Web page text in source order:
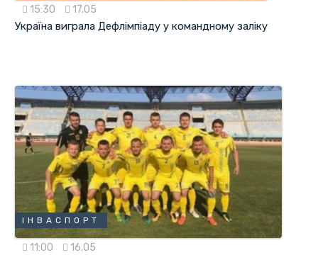
15:30 17.05
Україна виграла Дефлімпіаду у командному заліку
ІНВАСПОРТ
11:00 16.05